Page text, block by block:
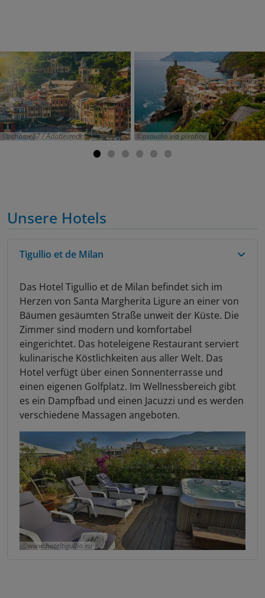
schame87 / Adobestock psaudio via pixabay
Unsere Hotels
Tigullio et de Milan
Das Hotel Tigullio et de Milan befindet sich im
Herzen von Santa Margherita Ligure an einer von
Bäumen gesäumten Straße unweit der Küste. Die
Zimmer sind modern und komfortabel
eingerichtet. Das hoteleigene Restaurant serviert
kulinarische Köstlichkeiten aus aller Welt. Das
Hotel verfügt über einen Sonnenterrasse und
einen eigenen Golfplatz. Im Wellnessbereich gibt
es ein Dampfbad und einen Jacuzzi und es werden
verschiedene Massagen angeboten.
www.hoteltigullio.eu